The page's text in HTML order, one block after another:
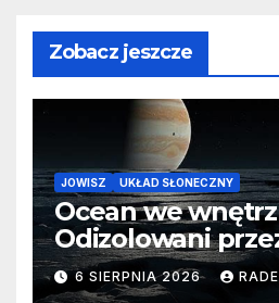
Zobacz jeszcze
JOWISZ UKŁAD SŁONECZNY
Ocean we
Odizolowani
barierę
6 SIERPNIA 2026